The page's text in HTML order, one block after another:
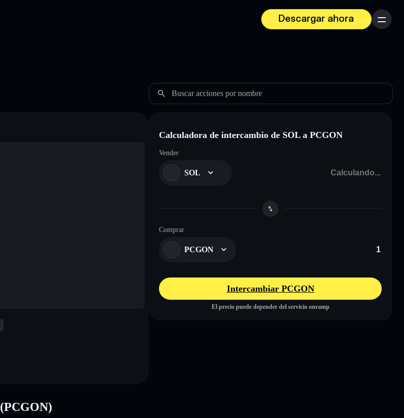
Descargar ahora
Menú
Buscar acciones por nombre
Calculadora de intercambio de SOL a PCGON
Vender
SOL
Comprar
PCGON
Intercambiar PCGON
El precio puede depender del servicio onramp